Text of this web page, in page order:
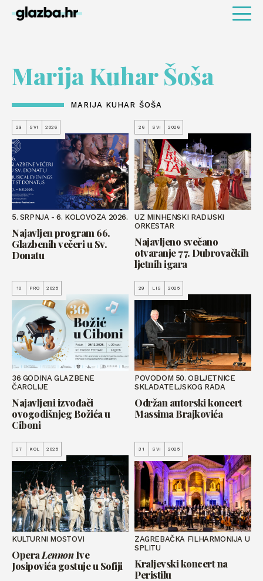
Marija Kuhar Šoša
MARIJA KUHAR ŠOŠA
28 SVI 2026
5. SRPNJA - 6. KOLOVOZA 2026.
Najavljen program 66.
Glazbenih večeri u Sv.
Donatu
26 SVI 2026
UZ MINHENSKI RADIJSKI
ORKESTAR
Najavljeno svečano
otvaranje 77. Dubrovačkih
ljetnih igara
10 PRO 2025
36 GODINA GLAZBENE
ČAROLIJE
Najavljeni izvođači
ovogodišnjeg Božića u
Ciboni
29 LIS 2025
POVODOM 50. OBLJETNICE
SKLADATELJSKOG RADA
Održan autorski koncert
Massima Brajkovića
27 KOL 2025
KULTURNI MOSTOVI
Opera LennonIve
Josipovića gostuje u Sofiji
31 SVI 2025
ZAGREBAČKA FILHARMONIJA U
SPLITU
Kraljevski koncert na
Peristilu